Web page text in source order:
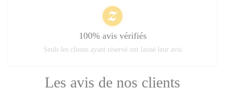
Les avis de nos clients
100% avis vérifiés
Seuls les clients ayant réservé ont laissé leur avis